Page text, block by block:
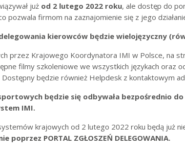
już od 2 lutego 2022 roku, ale dostęp do
pozwala firmom na zaznajomienie się z jego
kierowców będzie wielojęzyczny
przez Krajowego Koordynatora IMI w Polsce, na
filmy szkoleniowe we wszystkich językach oraz
będzie również Helpdesk z kontaktowym
będzie się odbywała bezpośrednio
IMI.
krajowych od 2 lutego 2022 roku będą już
poprzez PORTAL ZGŁOSZEŃ DELEGOWANIA.